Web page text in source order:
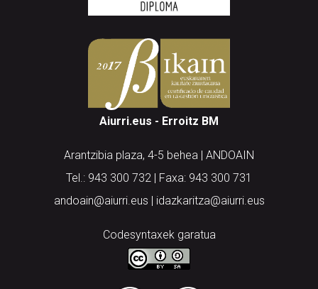
Aiurri.eus - Erroitz BM
Arantzibia plaza, 4-5 behea | ANDOAIN
Tel.: 943 300 732 | Faxa: 943 300 731
andoain@aiurri.eus | idazkaritza@aiurri.eus
Codesyntaxek garatua